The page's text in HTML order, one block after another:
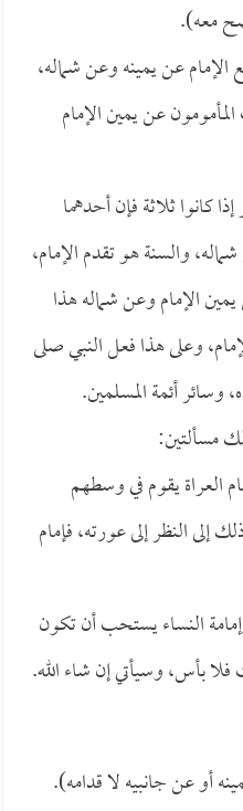
معه).
عن يمينه وعن شماله،
عن يمين الإمام
كانوا ثلاثة فإن أحدهما
والسنة هو تقدم الإمام،
الإمام وعن شماله هذا
وعلى هذا فعل النبي صلى
وسائر أئمة المسلمين.
مسألتين:
العراة يقوم في وسطهم
إلى النظر إلى عورته، فإمام
وإمامة النساء يستحب أن تكون
بأس، وسيأتي إن شاء الله.
أو عن جانبيه لا قدامه).